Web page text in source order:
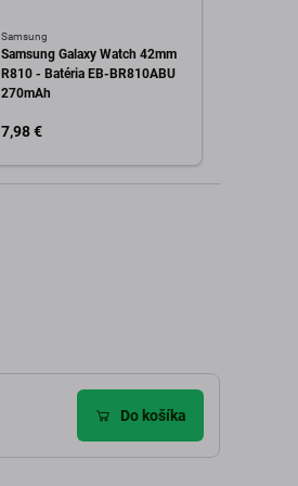
Samsung
Samsung Galaxy Watch 42mm
R810 - Batéria EB-BR810ABU
270mAh
7,98 €
Do košíka